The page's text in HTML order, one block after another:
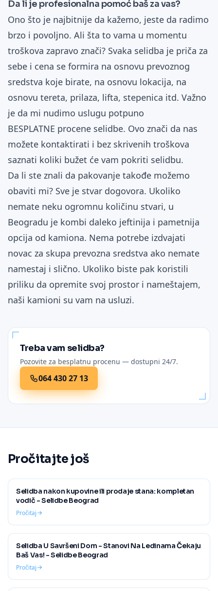
Da li je profesionalna pomoć baš za vas?
Ono što je najbitnije da kažemo, jeste da radimo
brzo i povoljno. Ali šta to vama u momentu
troškova zapravo znači? Svaka selidba je priča za
sebe i cena se formira na osnovu prevoznog
sredstva koje birate, na osnovu lokacija, na
osnovu tereta, prilaza, lifta, stepenica itd. Važno
je da mi nudimo uslugu potpuno
BESPLATNE procene selidbe. Ovo znači da nas
možete kontaktirati i bez skrivenih troškova
saznati koliki bužet će vam pokriti selidbu.
Da li ste znali da pakovanje takođe možemo
obaviti mi? Sve je stvar dogovora. Ukoliko
nemate neku ogromnu količinu stvari, u
Beogradu je kombi daleko jeftinija i pametnija
opcija od kamiona. Nema potrebe izdvajati
novac za skupa prevozna sredstva ako nemate
namestaj i slično. Ukoliko biste pak koristili
priliku da opremite svoj prostor i nameštajem,
naši kamioni su vam na usluzi.
Treba vam selidba?
Pozovite za besplatnu procenu — dostupni 24/7.
064 430 27 13
Pročitajte još
Selidba nakon kupovine ili prodaje stana: kompletan
vodič - Selidbe Beograd
Pročitaj
Selidba U Savršeni Dom - Stanovi Na Ledinama Čekaju
Baš Vas! - Selidbe Beograd
Pročitaj